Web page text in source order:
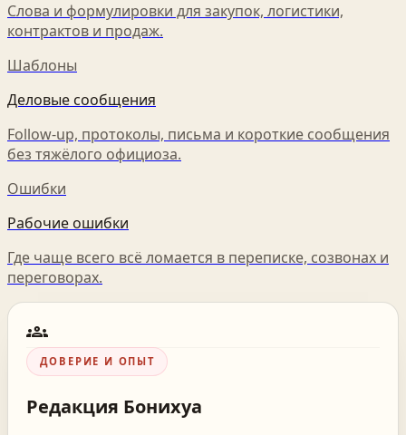
Слова и формулировки для закупок, логистики,
контрактов и продаж.
Шаблоны
Деловые сообщения
Follow-up, протоколы, письма и короткие сообщения
без тяжёлого официоза.
Ошибки
Рабочие ошибки
Где чаще всего всё ломается в переписке, созвонах и
переговорах.
groups
ДОВЕРИЕ И ОПЫТ
Редакция Бонихуа